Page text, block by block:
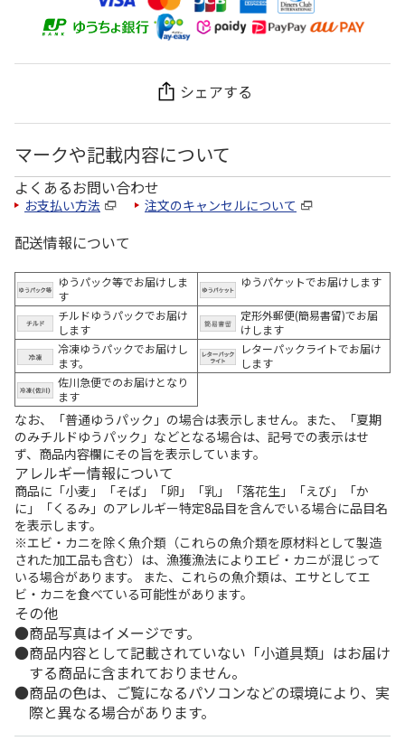
シェアする
マークや記載内容について
よくあるお問い合わせ
お支払い方法 注文のキャンセルについて
配送情報について
ゆうパック等でお届けしま
す
ゆうパケットでお届けします
チルドゆうパックでお届け
します
定形外郵便(簡易書留)でお届
けします
冷凍ゆうパックでお届けし
ます。
レターパックライトでお届け
します
佐川急便でのお届けとなり
ます
なお、「普通ゆうパック」の場合は表示しません。また、「夏期
のみチルドゆうパック」などとなる場合は、記号での表示はせ
ず、商品内容欄にその旨を表示しています。
アレルギー情報について
商品に「小麦」「そば」「卵」「乳」「落花生」「えび」「か
に」「くるみ」のアレルギー特定8品目を含んでいる場合に品目名
を表示します。
※エビ・カニを除く魚介類（これらの魚介類を原材料として製造
された加工品も含む）は、漁獲漁法によりエビ・カニが混じって
いる場合があります。 また、これらの魚介類は、エサとしてエ
ビ・カニを食べている可能性があります。
その他
商品写真はイメージです。
商品内容として記載されていない「小道具類」はお届け
する商品に含まれておりません。
商品の色は、ご覧になるパソコンなどの環境により、実
際と異なる場合があります。